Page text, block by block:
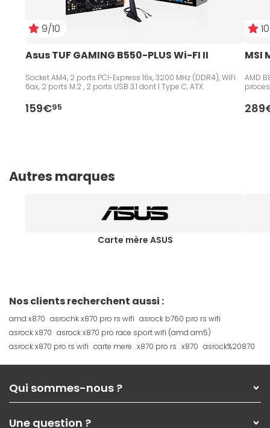
9/10
Asus TUF GAMING B550-PLUS Wi-FI II
Socket AM4, 2 ports PCI-Express 16x, 3200 MHz (DDR4), WiFi
6ax, 2 ports M.2 , 2 ports USB 3.1 dont 1 Type C, ATX
159€95
MSI
AMD
Autres marques
Carte mère ASUS
Nos clients recherchent aussi :
amd x870 asrochk x870 pro rs wifi asrock b760 pro rs wifi
asrock x870 asrock x870 pro race sport wifi (amd am5)
asrock x870 pro rs wifi carte mere x870 pro rs x870 asrock%20870
Qui sommes-nous ?
Une question ?